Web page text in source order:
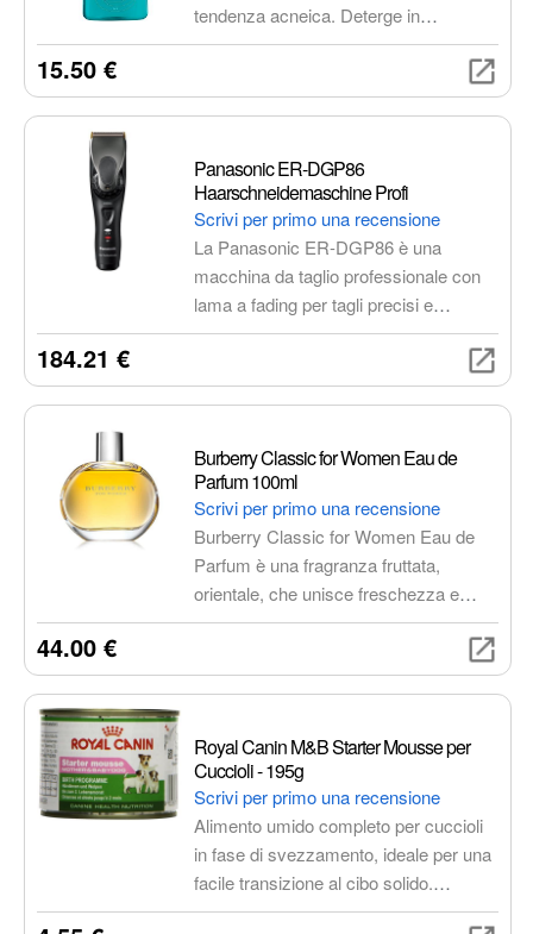
tendenza acneica. Deterge in
profondità, rimuove le impurità e il sebo
in eccesso, riduce l'effetto lucido della
pelle e aiuta a prevenire la formazione
15.50 €
Panasonic ER-DGP86
Haarschneidemaschine Profi
Scrivi per primo una recensione
La Panasonic ER-DGP86 è una
macchina da taglio professionale con
lama a fading per tagli precisi e
transizioni morbide. Offre una
lunghezza di taglio minima di 0,3 mm e
una potenza di taglio costante grazie
batteria al litio garantisce una lunga
durata di funzionamento e un design
ergonomico assicura comfort durante
l'uso.
184.21 €
Burberry Classic for Women Eau de
Parfum 100ml
Scrivi per primo una recensione
Burberry Classic for Women Eau de
Parfum è una fragranza fruttata,
orientale, che unisce freschezza e
sensualità. Le note di testa di ribes
cuore floreale di gelsomino, legno di
spazio alle note di fondo calde e
avvolgenti di vaniglia e musk. Un
profumo versatile, perfetto per ogni
occasione.
44.00 €
Royal Canin M&B Starter Mousse per
Cuccioli - 195g
Scrivi per primo una recensione
Alimento umido completo per cuccioli
in fase di svezzamento, ideale per una
facile transizione al cibo solido.
Supporta la crescita, l'immunità e la